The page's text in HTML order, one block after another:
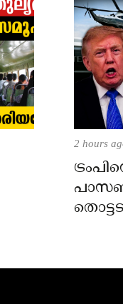
2 hours